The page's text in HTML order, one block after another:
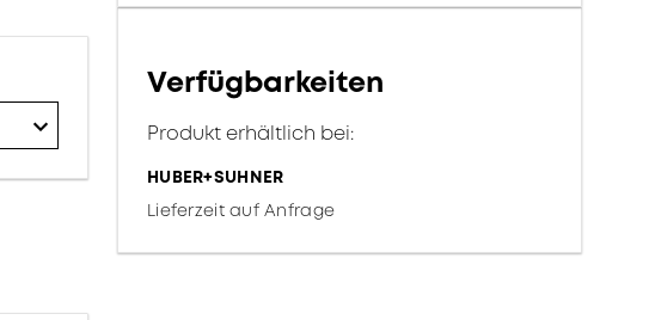
Verfügbarkeiten
Produkt erhältlich bei:
HUBER+SUHNER
Lieferzeit auf Anfrage